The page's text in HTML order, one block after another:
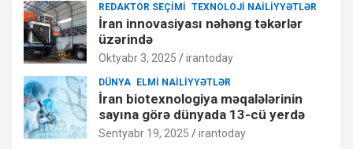
REDAKTOR SEÇIMI TEXNOLOJI NAILIYYƏTLƏR
İran innovasiyası nəhəng təkərlər
üzərində
Oktyabr 3, 2025 irantoday
DÜNYA ELMI NAILIYYƏTLƏR
İran biotexnologiya məqalələrinin
sayına görə dünyada 13-cü yerdə
Sentyabr 19, 2025 irantoday